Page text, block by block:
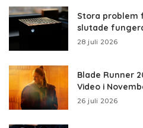
Stora problem
slutade
28 juli 2026
Blade Runner
Video i
26 juli 2026